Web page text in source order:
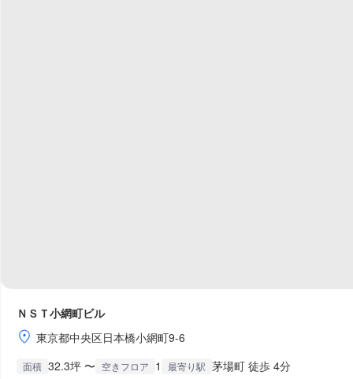
ＮＳＴ小網町ビル
東京都中央区日本橋小網町9-6
面積 32.3坪 〜 空きフロア 1 最寄り駅 茅場町 徒歩 4分